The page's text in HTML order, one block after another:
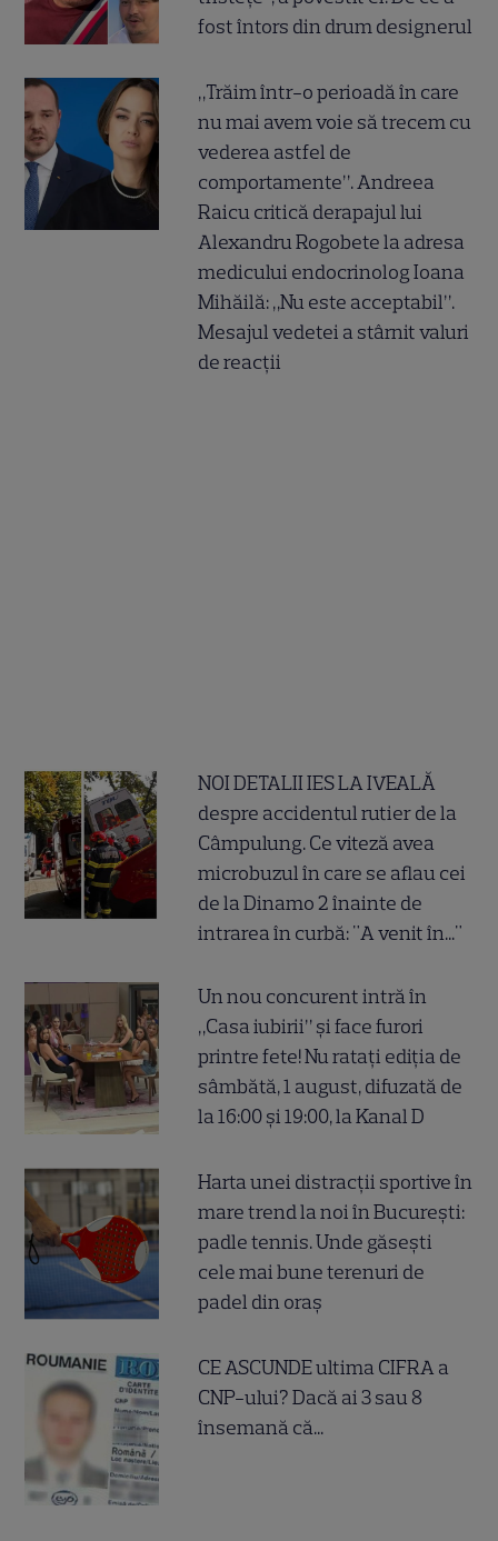
fost întors din drum designerul
„Trăim într-o perioadă în care
nu mai avem voie să trecem cu
vederea astfel de
comportamente”. Andreea
Raicu critică derapajul lui
Alexandru Rogobete la adresa
medicului endocrinolog Ioana
Mihăilă: „Nu este acceptabil”.
Mesajul vedetei a stârnit valuri
de reacții
NOI DETALII IES LA IVEALĂ
despre accidentul rutier de la
Câmpulung. Ce viteză avea
microbuzul în care se aflau cei
de la Dinamo 2 înainte de
intrarea în curbă: "A venit în..."
Un nou concurent intră în
„Casa iubirii” și face furori
printre fete! Nu ratați ediția de
sâmbătă, 1 august, difuzată de
la 16:00 și 19:00, la Kanal D
Harta unei distracții sportive în
mare trend la noi în București:
padle tennis. Unde găsești
cele mai bune terenuri de
padel din oraș
CE ASCUNDE ultima CIFRA a
CNP-ului? Dacă ai 3 sau 8
însemană că...